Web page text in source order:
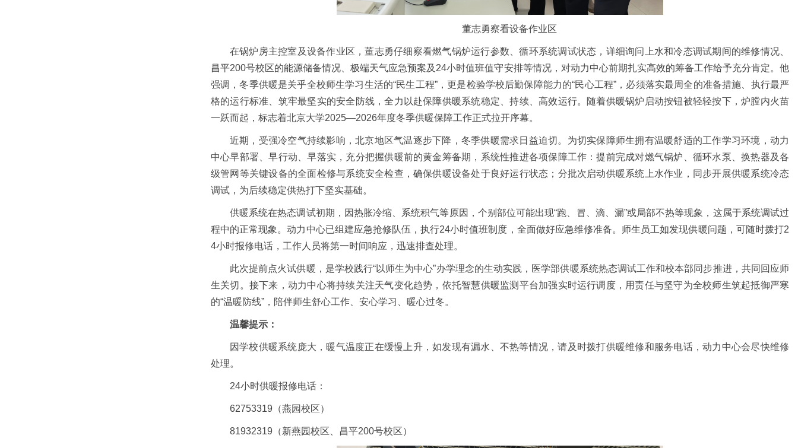
董志勇察看设备作业区
在锅炉房主控室及设备作业区，董志勇仔细察看燃气锅炉运行参数、循环系统调试状态，详细询问上水和冷态调试期间的维修情况、
昌平200号校区的能源储备情况、极端天气应急预案及24小时值班值守安排等情况，对动力中心前期扎实高效的筹备工作给予充分肯定。他
强调，冬季供暖是关乎全校师生学习生活的“民生工程”，更是检验学校后勤保障能力的“民心工程”，必须落实最周全的准备措施、执行最严
格的运行标准、筑牢最坚实的安全防线，全力以赴保障供暖系统稳定、持续、高效运行。随着供暖锅炉启动按钮被轻轻按下，炉膛内火苗
一跃而起，标志着北京大学2025—2026年度冬季供暖保障工作正式拉开序幕。
近期，受强冷空气持续影响，北京地区气温逐步下降，冬季供暖需求日益迫切。为切实保障师生拥有温暖舒适的工作学习环境，动力
中心早部署、早行动、早落实，充分把握供暖前的黄金筹备期，系统性推进各项保障工作：提前完成对燃气锅炉、循环水泵、换热器及各
级管网等关键设备的全面检修与系统安全检查，确保供暖设备处于良好运行状态；分批次启动供暖系统上水作业，同步开展供暖系统冷态
调试，为后续稳定供热打下坚实基础。
供暖系统在热态调试初期，因热胀冷缩、系统积气等原因，个别部位可能出现“跑、冒、滴、漏”或局部不热等现象，这属于系统调试过
程中的正常现象。动力中心已组建应急抢修队伍，执行24小时值班制度，全面做好应急维修准备。师生员工如发现供暖问题，可随时拨打2
4小时报修电话，工作人员将第一时间响应，迅速排查处理。
此次提前点火试供暖，是学校践行“以师生为中心”办学理念的生动实践，医学部供暖系统热态调试工作和校本部同步推进，共同回应师
生关切。接下来，动力中心将持续关注天气变化趋势，依托智慧供暖监测平台加强实时运行调度，用责任与坚守为全校师生筑起抵御严寒
的“温暖防线”，陪伴师生舒心工作、安心学习、暖心过冬。
温馨提示：
因学校供暖系统庞大，暖气温度正在缓慢上升，如发现有漏水、不热等情况，请及时拨打供暖维修和服务电话，动力中心会尽快维修
处理。
24小时供暖报修电话：
62753319（燕园校区）
81932319（新燕园校区、昌平200号校区）